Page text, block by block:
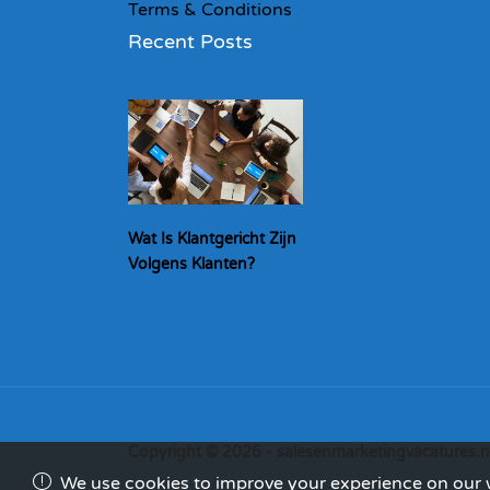
Terms & Conditions
Recent Posts
Wat Is Klantgericht Zijn
Volgens Klanten?
We use cookies to improve your experience on